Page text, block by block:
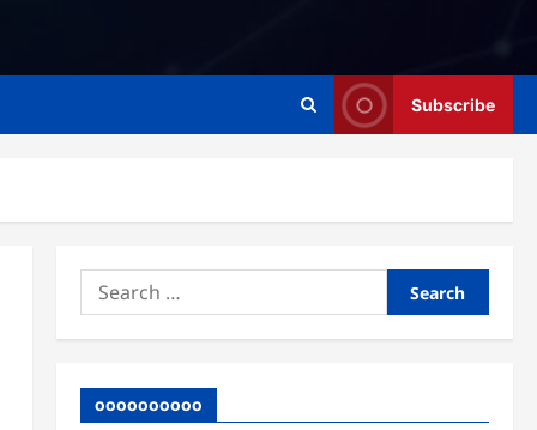
Subscribe
Search
for:
oooooooooo